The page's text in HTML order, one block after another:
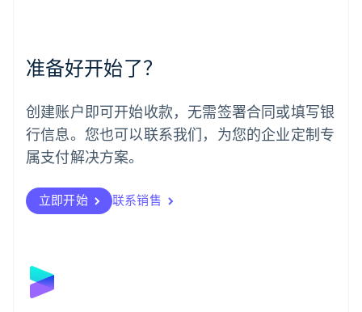
准备好开始了？
创建账户即可开始收款，无需签署合同或填写银
行信息。您也可以联系我们，为您的企业定制专
属支付解决方案。
立即开始 联系销售
挪威
葡萄牙
Português English
日本
日本語English
瑞典
瑞士
DeutschFrançais
English
斯洛文尼亚